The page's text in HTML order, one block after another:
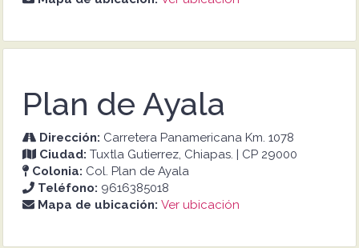
Plan de Ayala
Dirección: Carretera Panamericana Km. 1078
Ciudad: Tuxtla Gutierrez, Chiapas. | CP 29000
Colonia: Col. Plan de Ayala
Teléfono: 9616385018
Mapa de ubicación: Ver ubicación